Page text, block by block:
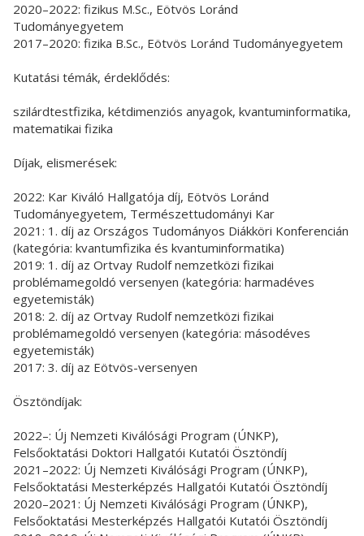
2020–2022: fizikus M.Sc., Eötvös Loránd
Tudományegyetem
2017–2020: fizika B.Sc., Eötvös Loránd Tudományegyetem
Kutatási témák, érdeklődés:
szilárdtestfizika, kétdimenziós anyagok, kvantuminformatika,
matematikai fizika
Díjak, elismerések:
2022: Kar Kiváló Hallgatója díj, Eötvös Loránd
Tudományegyetem, Természettudományi Kar
2021: 1. díj az Országos Tudományos Diákköri Konferencián
(kategória: kvantumfizika és kvantuminformatika)
2019: 1. díj az Ortvay Rudolf nemzetközi fizikai
problémamegoldó versenyen (kategória: harmadéves
egyetemisták)
2018: 2. díj az Ortvay Rudolf nemzetközi fizikai
problémamegoldó versenyen (kategória: másodéves
egyetemisták)
2017: 3. díj az Eötvös-versenyen
Ösztöndíjak:
2022–: Új Nemzeti Kiválósági Program (ÚNKP),
Felsőoktatási Doktori Hallgatói Kutatói Ösztöndíj
2021–2022: Új Nemzeti Kiválósági Program (ÚNKP),
Felsőoktatási Mesterképzés Hallgatói Kutatói Ösztöndíj
2020–2021: Új Nemzeti Kiválósági Program (ÚNKP),
Felsőoktatási Mesterképzés Hallgatói Kutatói Ösztöndíj